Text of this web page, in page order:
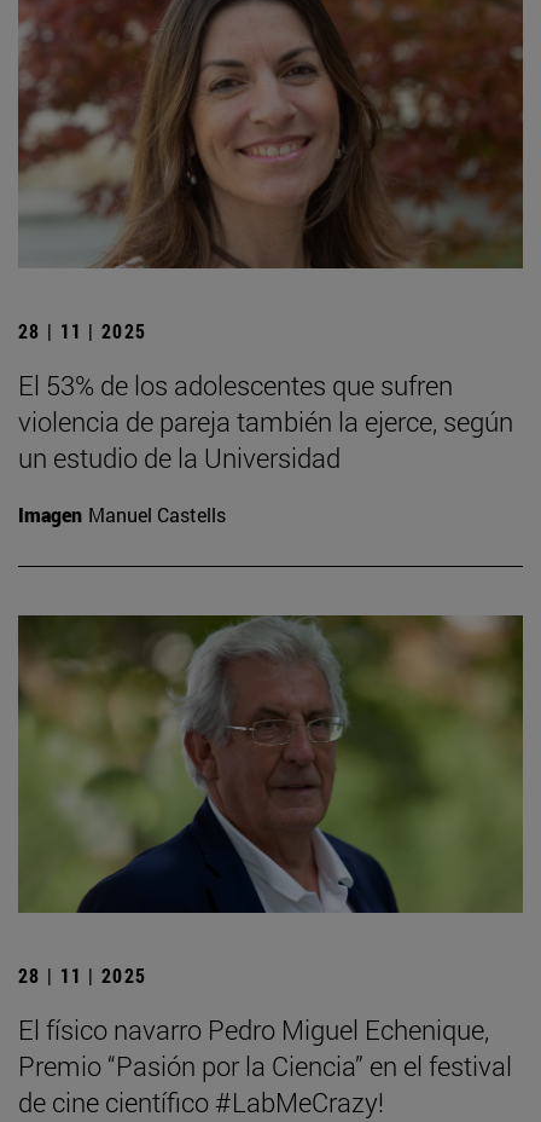
28 | 11 | 2025
El 53% de los adolescentes que sufren
violencia de pareja también la ejerce, según
un estudio de la Universidad
Imagen Manuel Castells
28 | 11 | 2025
El físico navarro Pedro Miguel Echenique,
Premio “Pasión por la Ciencia” en el festival
de cine científico #LabMeCrazy!